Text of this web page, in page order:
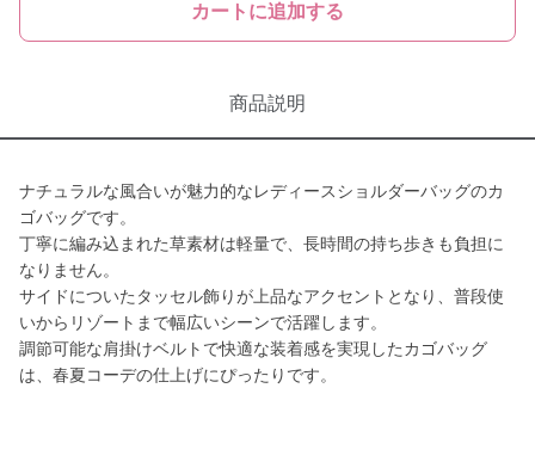
カートに追加する
商品説明
ナチュラルな風合いが魅力的なレディースショルダーバッグのカ
ゴバッグです。
丁寧に編み込まれた草素材は軽量で、長時間の持ち歩きも負担に
なりません。
サイドについたタッセル飾りが上品なアクセントとなり、普段使
いからリゾートまで幅広いシーンで活躍します。
調節可能な肩掛けベルトで快適な装着感を実現したカゴバッグ
は、春夏コーデの仕上げにぴったりです。